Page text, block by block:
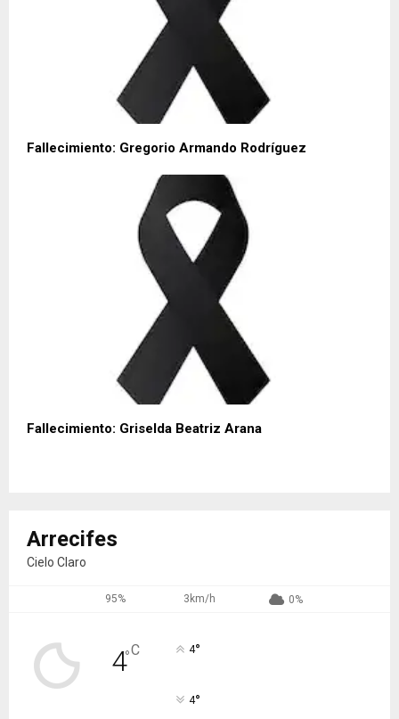
Fallecimiento: Gregorio Armando Rodríguez
Fallecimiento: Griselda Beatriz Arana
Arrecifes
Cielo Claro
95% 3km/h 0%
4°C 4°
4°